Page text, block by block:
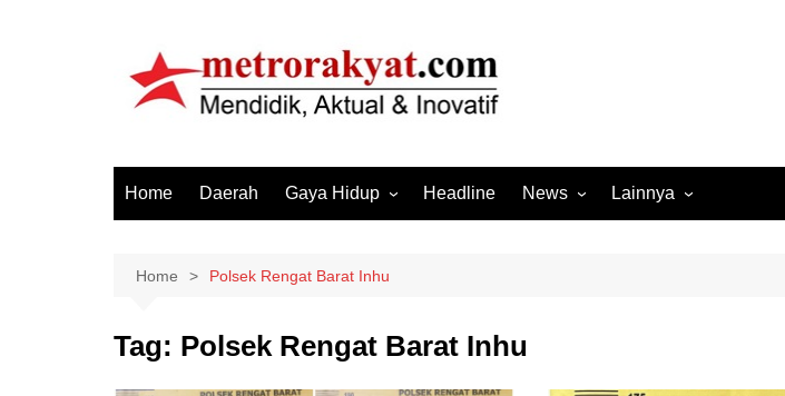
Home Daerah Gaya Hidup
Hiburan
Olahraga
Otomotif
Headline News
Megapolitan
Lainnya
Pendidikan
Home Polsek Rengat Barat Inhu
Tag: Polsek Rengat Barat Inhu